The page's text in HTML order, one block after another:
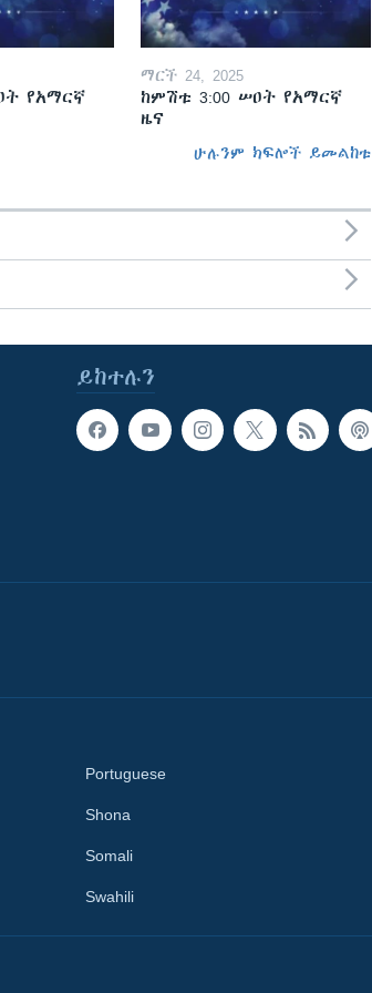
የአማርኛ
ማርች 24, 2025
ከምሽቱ 3:00 ሠዐት የአማርኛ
ዜና
ሁሉንም ክፍሎች ይመልከቱ
ይከተሉን
Portuguese
Shona
Somali
Swahili